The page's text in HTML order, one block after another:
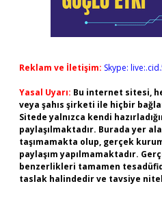
Reklam ve İletişim: Skype:
Yasal Uyarı: Bu internet sitesi,
veya şahıs şirketi ile hiçbir
Sitede yalnızca kendi
paylaşılmaktadır. Burada yer
taşımamakta olup, gerçek
paylaşım yapılmamaktadır.
benzerlikleri tamamen
taslak halindedir ve tavsiye